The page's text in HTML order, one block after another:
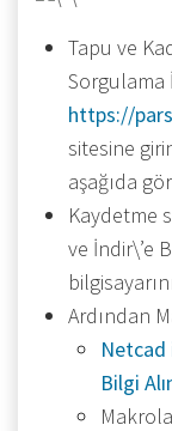
Tapu ve
Sorgulama
https://
sitesine
aşağıda
Kaydetme
ve İndir\’e
Ardından
Netcad
Bilgi